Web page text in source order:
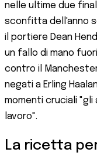
nelle ultime due
sconfitta dell'anno
il portiere Dean
un fallo di mano
contro il
negati a Erling
momenti cruciali
lavoro".
La ricetta